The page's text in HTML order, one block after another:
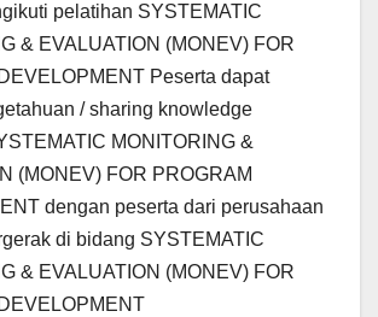
pelatihan SYSTEMATIC
& EVALUATION (MONEV) FOR
Peserta dapat
/ sharing knowledge
MONITORING &
(MONEV) FOR PROGRAM
dengan peserta dari perusahaan
di bidang SYSTEMATIC
& EVALUATION (MONEV) FOR